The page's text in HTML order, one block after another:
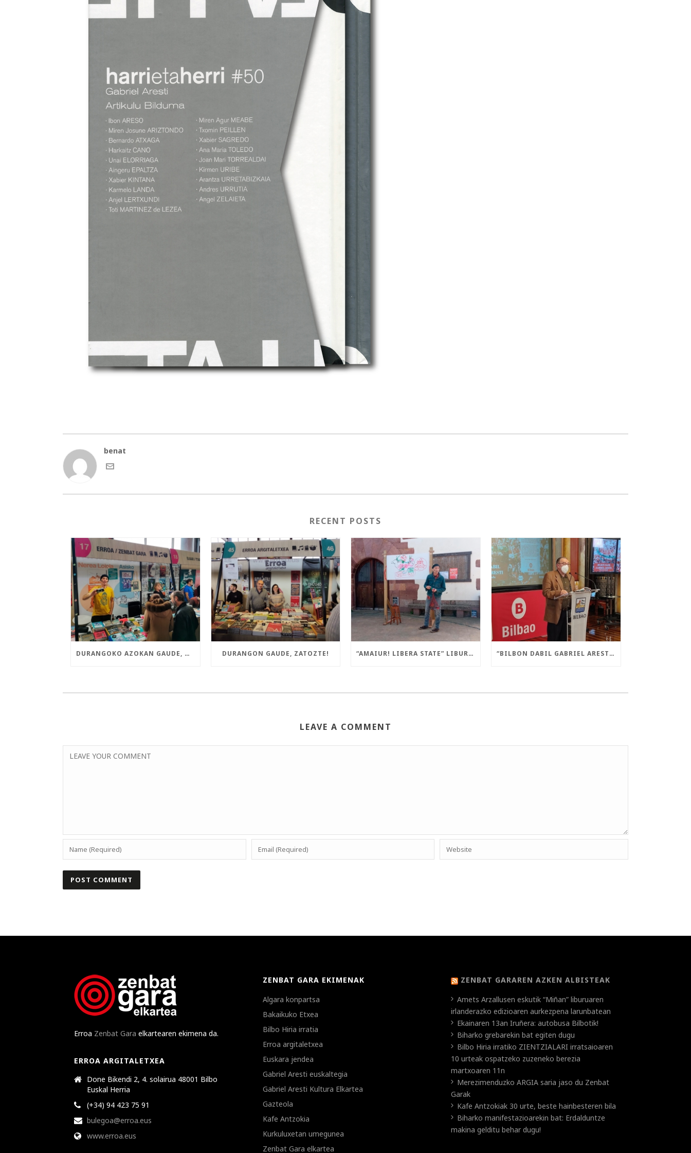
benat
RECENT POSTS
DURANGOKO AZOKAN GAUDE, NEREA LOIOLAREN ETA ASISKOREN LIBURU BERRIEKIN DURANGON GAUDE, ZATOZTE! “AMAIUR! LIBERA STATE” LIBURUA AURKEZTU DA AMAIURREN “BILBON DABIL GABRIEL ARESTI” LIBURUA AURKEZTU DA GAUR
LEAVE A COMMENT
Erroa Zenbat Gara elkartearen ekimena da.
ERROA ARGITALETXEA
Done Bikendi 2, 4. solairua 48001 Bilbo
Euskal Herria
(+34) 94 423 75 91
bulegoa@erroa.eus
www.erroa.eus
ZENBAT GARA EKIMENAK
Algara konpartsa
Bakaikuko Etxea
Bilbo Hiria irratia
Erroa argitaletxea
Euskara jendea
Gabriel Aresti euskaltegia
Gabriel Aresti Kultura Elkartea
Gazteola
Kafe Antzokia
Kurkuluxetan umegunea
Zenbat Gara elkartea
ZENBAT GARAREN AZKEN ALBISTEAK
Amets Arzallusen eskutik “Miñan” liburuaren
irlanderazko edizioaren aurkezpena larunbatean
Ekainaren 13an Iruñera: autobusa Bilbotik!
Biharko grebarekin bat egiten dugu
Bilbo Hiria irratiko ZIENTZIALARI irratsaioaren
10 urteak ospatzeko zuzeneko berezia
martxoaren 11n
Merezimenduzko ARGIA saria jaso du Zenbat
Garak
Kafe Antzokiak 30 urte, beste hainbesteren bila
Biharko manifestazioarekin bat: Erdalduntze
makina gelditu behar dugu!